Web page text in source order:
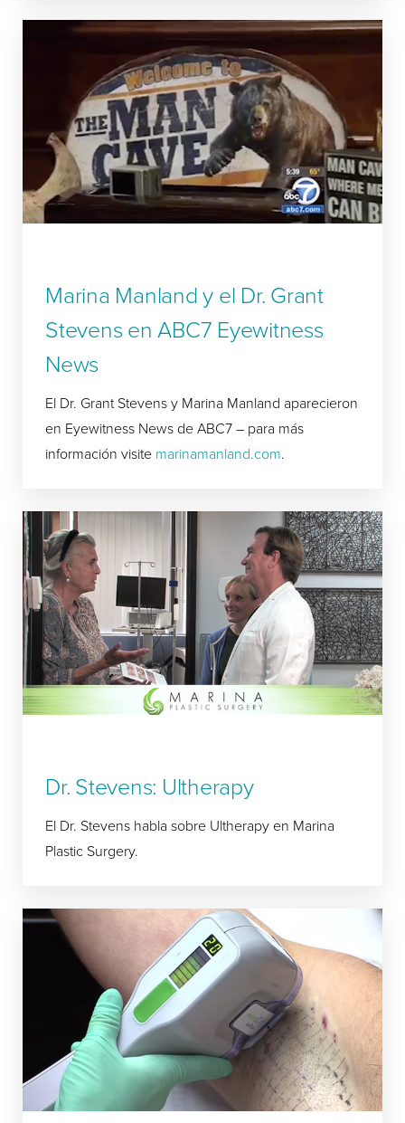
Marina Manland y el Dr. Grant
Stevens en ABC7 Eyewitness
News
El Dr. Grant Stevens y Marina Manland aparecieron
en Eyewitness News de ABC7 – para más
información visite marinamanland.com.
Dr. Stevens: Ultherapy
El Dr. Stevens habla sobre Ultherapy en Marina
Plastic Surgery.